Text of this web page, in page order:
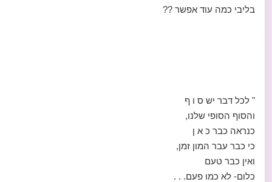
בליבי כמה עוד אפשר ??
" לכל דבר יש ס ו ף
והסוף הסופי שלנו,
כנראה כבר כ א ן
כי כבר עבר המון זמן,
ואין כבר טעם
כלום- לא כמו פעם. . .